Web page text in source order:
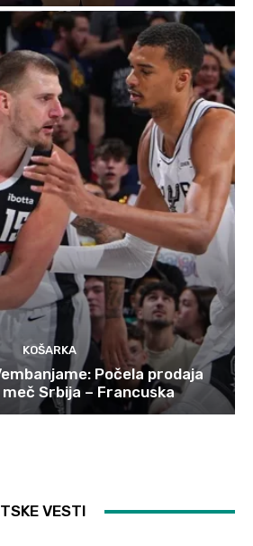
KOŠARKA
Počela prodaja
Srbija – Francuska
VESTI